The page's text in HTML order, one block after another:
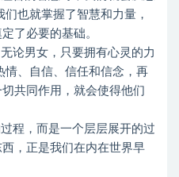
也就掌握了智慧和力量，
了必要的基础。
论男女，只要拥有心灵的力
情、自信、信任和信念，再
共同作用，就会使得他们
程，而是一个层层展开的过
，正是我们在内在世界早